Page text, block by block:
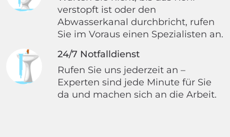
verstopft ist oder den
Abwasserkanal durchbricht, rufen
Sie im Voraus einen Spezialisten an.
24/7 Notfalldienst
Rufen Sie uns jederzeit an –
Experten sind jede Minute für Sie
da und machen sich an die Arbeit.